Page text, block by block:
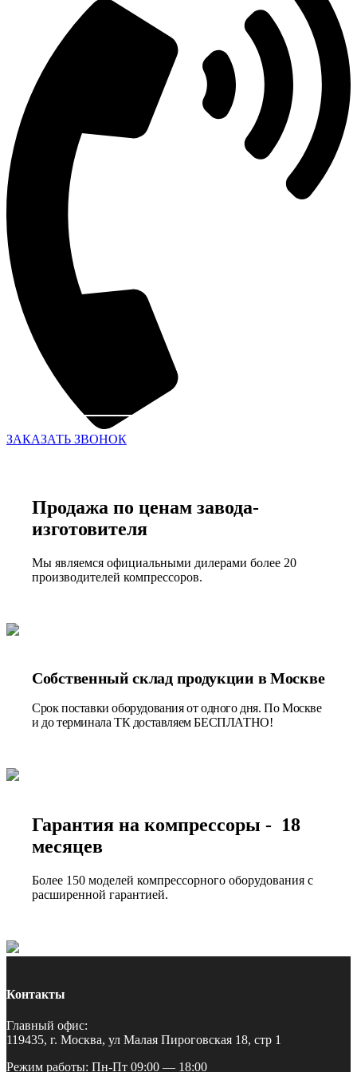
ЗАКАЗАТЬ ЗВОНОК
Продажа по ценам завода-
изготовителя
Мы являемся официальными дилерами более 20
производителей компрессоров.
Собственный склад продукции в Москве
Срок поставки оборудования от одного дня. По Москве
и до терминала ТК доставляем БЕСПЛАТНО!
Гарантия на компрессоры - 18
месяцев
Более 150 моделей компрессорного оборудования с
расширенной гарантией.
Контакты
Главный офис:
119435, г. Москва, ул Малая Пироговская 18, стр 1
Режим работы: Пн-Пт 09:00 — 18:00